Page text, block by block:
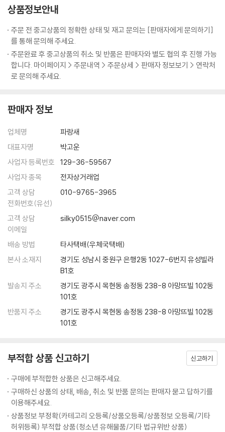
상품정보안내
주문 전 중고상품의 정확한 상태 및 재고 문의는 [판매자에게 문의하기]
를 통해 문의해 주세요.
주문완료 후 중고상품의 취소 및 반품은 판매자와 별도 협의 후 진행 가능
합니다. 마이페이지 > 주문내역 > 주문상세 > 판매자 정보보기 > 연락처
로 문의해 주세요.
판매자 정보
업체명
파랑새
대표자명
박고운
사업자 등록번호
129-36-59567
사업자 종목
전자상거래업
고객 상담
전화번호(유선)
010-9765-3965
고객 상담
이메일
silky0515@naver.com
배송 방법
타사택배(우체국택배)
본사 소재지
경기도 성남시 중원구 은행2동 1027-6번지 유성빌라
B1호
발송지 주소
경기도 광주시 목현동 송정동 238-8 아망뜨빌 102동
101호
반품지 주소
경기도 광주시 목현동 송정동 238-8 아망뜨빌 102동
101호
부적합 상품 신고하기 신고하기
구매에 부적합한 상품은 신고해주세요.
구매하신 상품의 상태, 배송, 취소 및 반품 문의는 판매자 묻고 답하기를
이용해주세요.
상품정보 부정확(카테고리 오등록/상품오등록/상품정보 오등록/기타
허위등록) 부적합 상품(청소년 유해물품/기타 법규위반 상품)